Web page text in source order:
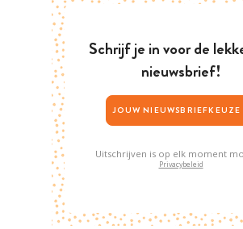
Schrijf je in voor de
nieuwsbrief!
Uitschrijven is op elk moment
Privacybeleid